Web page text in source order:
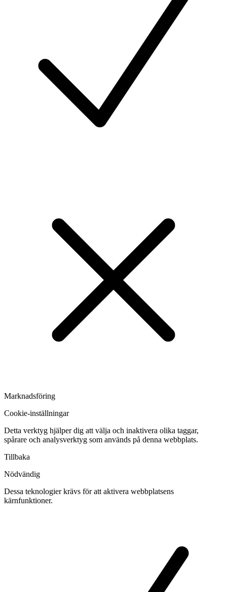
Marknadsföring
Cookie-inställningar
Detta verktyg hjälper dig att välja och inaktivera olika taggar,
spårare och analysverktyg som används på denna webbplats.
Tillbaka
Nödvändig
Dessa teknologier krävs för att aktivera webbplatsens
kärnfunktioner.